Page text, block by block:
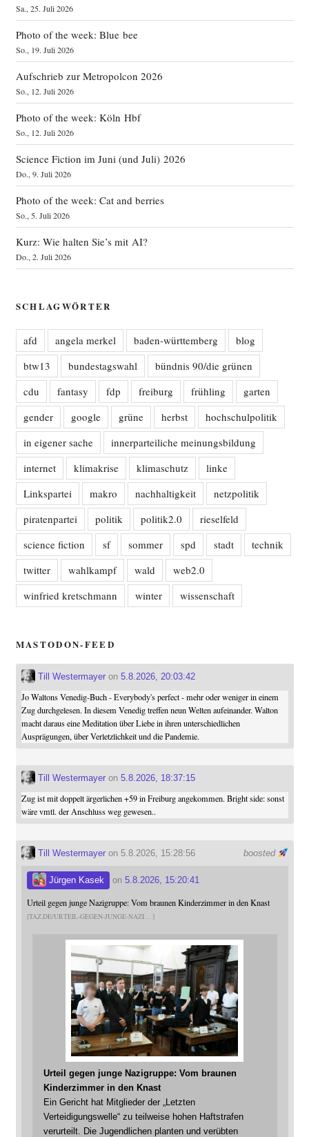
Sa., 25. Juli 2026
Photo of the week: Blue bee
So., 19. Juli 2026
Aufschrieb zur Metropolcon 2026
So., 12. Juli 2026
Photo of the week: Köln Hbf
So., 12. Juli 2026
Science Fiction im Juni (und Juli) 2026
Do., 9. Juli 2026
Photo of the week: Cat and berries
So., 5. Juli 2026
Kurz: Wie halten Sie’s mit AI?
Do., 2. Juli 2026
SCHLAGWÖRTER
afd angela merkel baden-württemberg
blog
btw13
bundestagswahl
bündnis 90/die grünen
cdu
fantasy fdp freiburg frühling
garten
gender
google grüne herbst
hochschulpolitik
in eigener sache
innerparteiliche meinungsbildung
internet
klimakrise klimaschutz
linke
Linkspartei
makro nachhaltigkeit
netzpolitik
piratenpartei
politik politik2.0
rieselfeld
science fiction
sf sommer spd stadt
technik
twitter
wahlkampf wald
web2.0
winfried kretschmann
winter wissenschaft
MASTODON-FEED
Till Westermayeron 5.8.2026, 20:03:42
Jo Waltons Venedig-Buch - Everybody's perfect - mehr oder weniger in einem
Zug durchgelesen. In diesem Venedig treffen neun Welten aufeinander. Walton
macht daraus eine Meditation über Liebe in ihren unterschiedlichen
Ausprägungen, über Verletzlichkeit und die Pandemie.
Till Westermayeron 5.8.2026, 18:37:15
Zug ist mit doppelt ärgerlichen +59 in Freiburg angekommen. Bright side: sonst
wäre vmtl. der Anschluss weg gewesen..
boosted
Till Westermayeron 5.8.2026, 15:28:56
Jürgen Kasek on 5.8.2026, 15:20:41
Urteil gegen junge Nazigruppe: Vom braunen Kinderzimmer in den Knast
TAZ.DE/URTEIL-GEGEN-JUNGE-NAZI
Urteil gegen junge Nazigruppe: Vom braunen
Kinderzimmer in den Knast
Ein Gericht hat Mitglieder der „Letzten
Verteidigungswelle“ zu teilweise hohen Haftstrafen
verurteilt. Die Jugendlichen planten und verübten